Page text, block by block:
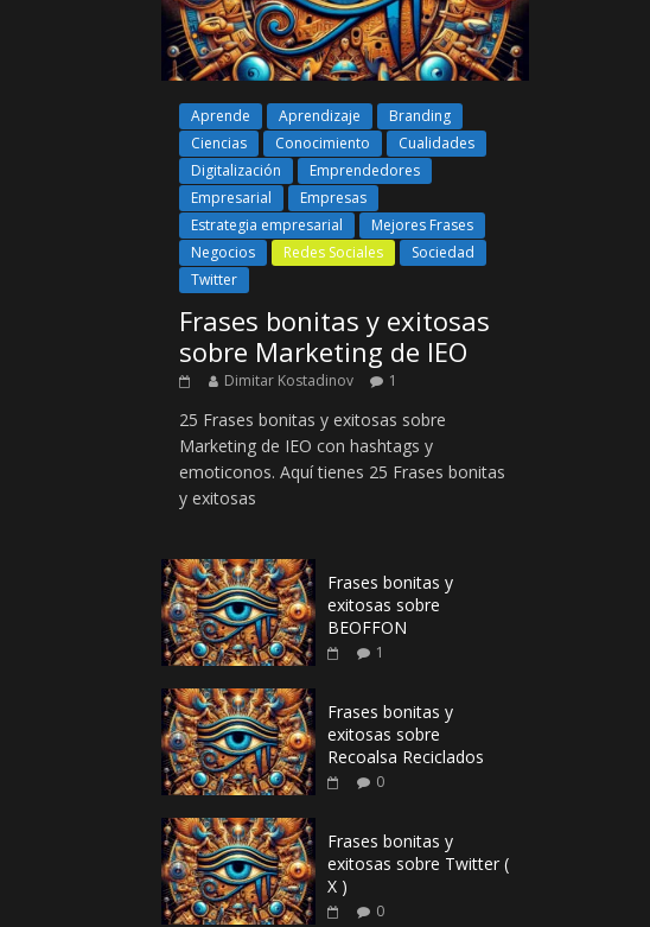
Aprende Aprendizaje
Branding
Ciencias
Conocimiento
Cualidades
Digitalización
Emprendedores
Empresarial
Empresas
Estrategia empresarial
Mejores Frases
Negocios
Redes Sociales
Sociedad
Twitter
Frases bonitas y exitosas
sobre Marketing de IEO
Dimitar Kostadinov 1
25 Frases bonitas y exitosas sobre
Marketing de IEO con hashtags y
emoticonos. Aquí tienes 25 Frases bonitas
y exitosas
Frases bonitas y
exitosas sobre
BEOFFON
1
Frases bonitas y
exitosas sobre
Recoalsa Reciclados
0
Frases bonitas y
exitosas sobre Twitter (
X )
0